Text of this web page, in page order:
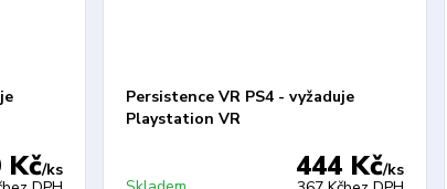
Kč/ks
Persistence VR PS4 - vyžaduje
Playstation VR
444 Kč/ks